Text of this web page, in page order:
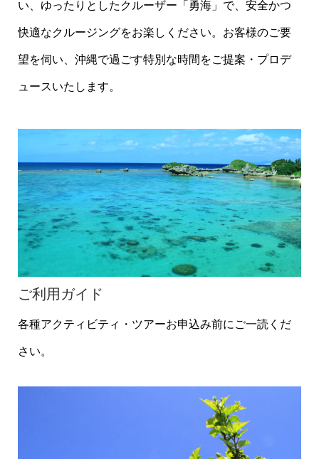
い、ゆったりとしたクルーザー「勇海」で、安全かつ
快適なクルージングをお楽しください。お客様のご要
望を伺い、沖縄で過ごす特別な時間をご提案・プロデ
ュースいたします。
ご利用ガイド
各種アクティビティ・ツアーお申込み前にご一読くだ
さい。